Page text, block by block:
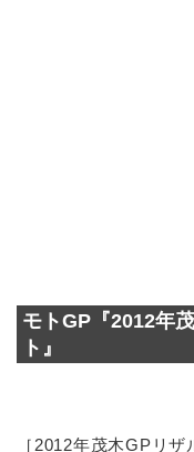
モトGP『2012年
ト』
［2012年茂木GPリザ